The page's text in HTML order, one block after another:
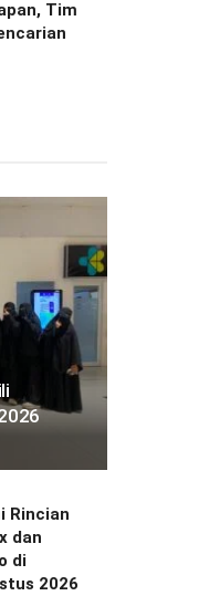
Tim
Rincian
dan
di
2026